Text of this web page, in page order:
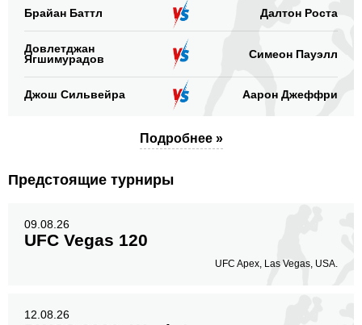
Брайан Баттл Далтон Роста
Довлетджан
Ягшимурадов
Симеон Пауэлл
Джош Сильвейра Аарон Джеффри
Подробнее »
Предстоящие турниры
09.08.26
UFC Vegas 120
UFC Apex, Las Vegas, USA.
12.08.26